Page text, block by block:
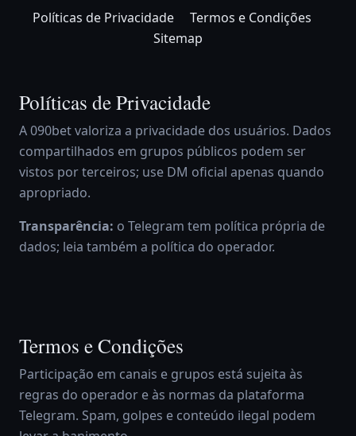
Políticas de Privacidade
Termos e Condições
Sitemap
Políticas de Privacidade
A 090bet valoriza a privacidade dos usuários. Dados
compartilhados em grupos públicos podem ser
vistos por terceiros; use DM oficial apenas quando
apropriado.
Transparência: o Telegram tem política própria de
dados; leia também a política do operador.
Termos e Condições
Participação em canais e grupos está sujeita às
regras do operador e às normas da plataforma
Telegram. Spam, golpes e conteúdo ilegal podem